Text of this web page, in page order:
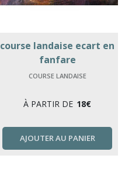
course landaise ecart en
fanfare
COURSE LANDAISE
À PARTIR DE 18€
AJOUTER AU PANIER